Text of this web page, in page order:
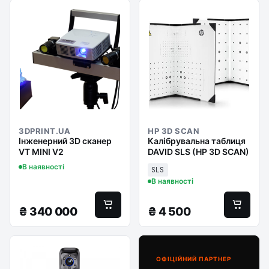
3DPRINT.UA
Інженерний 3D сканер
VT MINI V2
В наявності
₴ 340 000
HP 3D SCAN
Калібрувальна таблиця
DAVID SLS (HP 3D SCAN)
SLS
В наявності
₴ 4 500
ОФІЦІЙНИЙ ПАРТНЕР